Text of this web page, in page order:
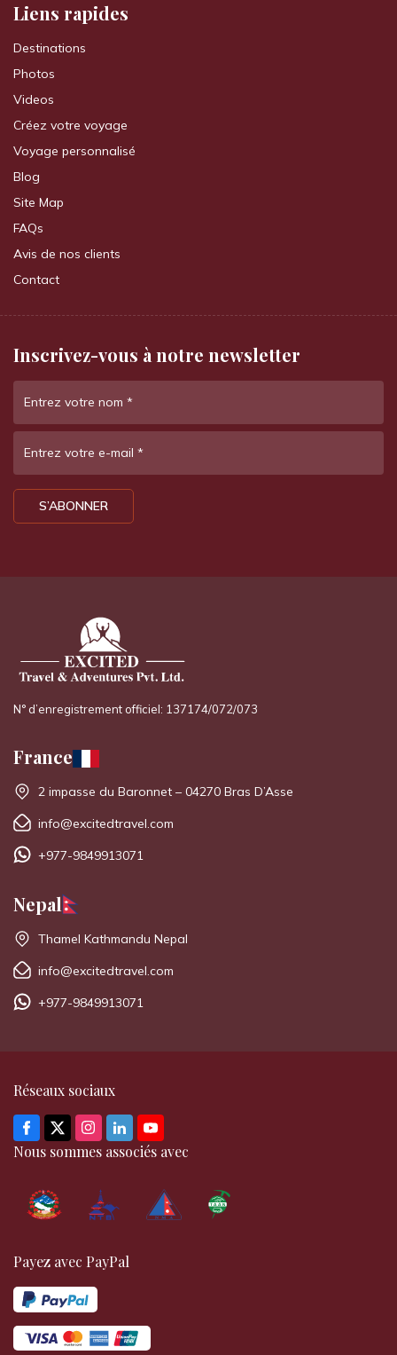
Liens rapides
Destinations
Photos
Videos
Créez votre voyage
Voyage personnalisé
Blog
Site Map
FAQs
Avis de nos clients
Contact
Inscrivez-vous à notre newsletter
Entrez votre nom *
Entrez votre e-mail *
S’ABONNER
N° d’enregistrement officiel: 137174/072/073
France
2 impasse du Baronnet – 04270 Bras D’Asse
info@excitedtravel.com
+977-9849913071
Nepal
Thamel Kathmandu Nepal
info@excitedtravel.com
+977-9849913071
Réseaux sociaux
Nous sommes associés avec
Payez avec PayPal